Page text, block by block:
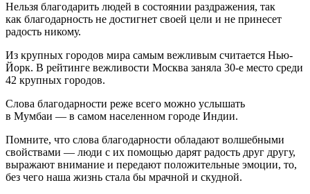
Нельзя благодарить людей в состоянии раздражения, так
как благодарность не достигнет своей цели и не принесет
радость никому.
Из крупных городов мира самым вежливым считается Нью-
Йорк. В рейтинге вежливости Москва заняла 30-е место среди
42 крупных городов.
Слова благодарности реже всего можно услышать
в Мумбаи — в самом населенном городе Индии.
Помните, что слова благодарности обладают волшебными
свойствами — люди с их помощью дарят радость друг другу,
выражают внимание и передают положительные эмоции, то,
без чего наша жизнь стала бы мрачной и скудной.